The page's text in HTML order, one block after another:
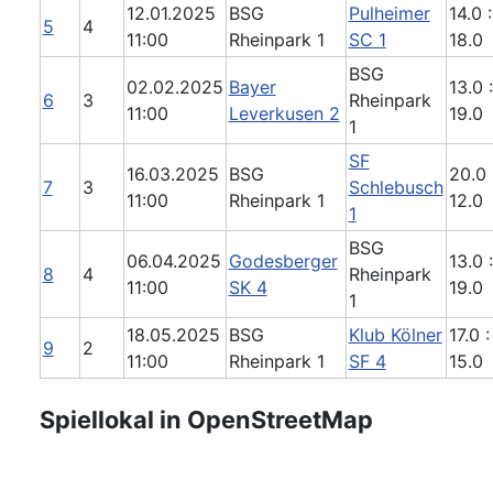
5 4
12.01.2025
11:00
BSG
Rheinpark 1
Pulheimer
SC 1
14.0 :
18.0
6 3
02.02.2025
11:00
Bayer
Leverkusen 2
BSG
Rheinpark
1
13.0 :
19.0
7 3
16.03.2025
11:00
BSG
Rheinpark 1
SF
Schlebusch
1
20.0
12.0
8 4
06.04.2025
11:00
Godesberger
SK 4
BSG
Rheinpark
1
13.0 :
19.0
9 2
18.05.2025
11:00
BSG
Rheinpark 1
Klub Kölner
SF 4
17.0 :
15.0
Spiellokal in OpenStreetMap